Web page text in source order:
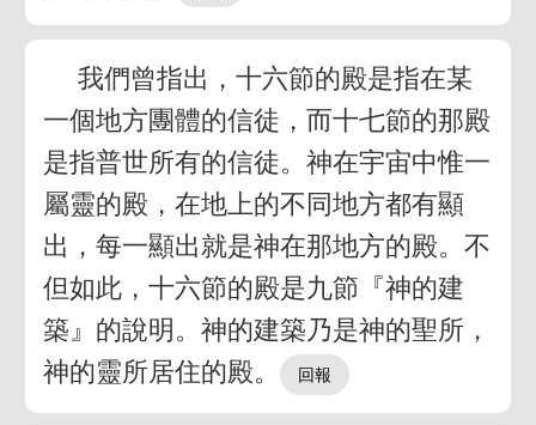
我們曾指出，十六節的殿是指在某
一個地方團體的信徒，而十七節的那殿
是指普世所有的信徒。神在宇宙中惟一
屬靈的殿，在地上的不同地方都有顯
出，每一顯出就是神在那地方的殿。不
但如此，十六節的殿是九節『神的建
築』的說明。神的建築乃是神的聖所，
神的靈所居住的殿。